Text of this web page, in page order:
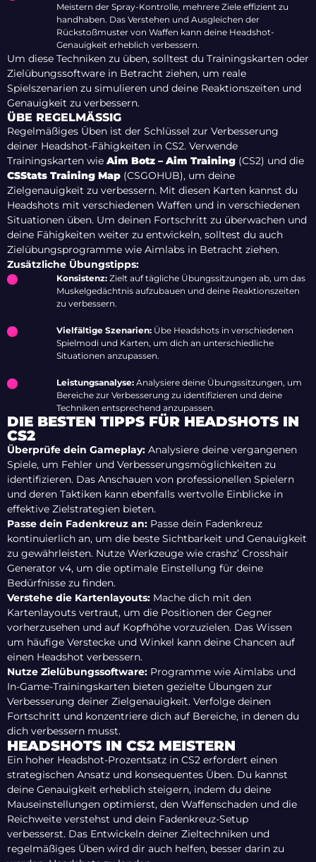
Meistern der Spray-Kontrolle, mehrere Ziele effizient zu
handhaben. Das Verstehen und Ausgleichen der
Rückstoßmuster von Waffen kann deine Headshot-
Genauigkeit erheblich verbessern.
Um diese Techniken zu üben, solltest du Trainingskarten oder
Zielübungssoftware in Betracht ziehen, um reale
Spielszenarien zu simulieren und deine Reaktionszeiten und
Genauigkeit zu verbessern.
ÜBE REGELMÄSSIG
Regelmäßiges Üben ist der Schlüssel zur Verbesserung
deiner Headshot-Fähigkeiten in CS2. Verwende
Trainingskarten wie Aim Botz – Aim Training (CS2) und die
CSStats Training Map (CSGOHUB), um deine
Zielgenauigkeit zu verbessern. Mit diesen Karten kannst du
Headshots mit verschiedenen Waffen und in verschiedenen
Situationen üben. Um deinen Fortschritt zu überwachen und
deine Fähigkeiten weiter zu entwickeln, solltest du auch
Zielübungsprogramme wie Aimlabs in Betracht ziehen.
Zusätzliche Übungstipps:
Konsistenz: Zielt auf tägliche Übungssitzungen ab, um das
Muskelgedächtnis aufzubauen und deine Reaktionszeiten
zu verbessern.
Vielfältige Szenarien: Übe Headshots in verschiedenen
Spielmodi und Karten, um dich an unterschiedliche
Situationen anzupassen.
Leistungsanalyse: Analysiere deine Übungssitzungen, um
Bereiche zur Verbesserung zu identifizieren und deine
Techniken entsprechend anzupassen.
DIE BESTEN TIPPS FÜR HEADSHOTS IN
CS2
Überprüfe dein Gameplay: Analysiere deine vergangenen
Spiele, um Fehler und Verbesserungsmöglichkeiten zu
identifizieren. Das Anschauen von professionellen Spielern
und deren Taktiken kann ebenfalls wertvolle Einblicke in
effektive Zielstrategien bieten.
Passe dein Fadenkreuz an: Passe dein Fadenkreuz
kontinuierlich an, um die beste Sichtbarkeit und Genauigkeit
zu gewährleisten. Nutze Werkzeuge wie crashz’ Crosshair
Generator v4, um die optimale Einstellung für deine
Bedürfnisse zu finden.
Verstehe die Kartenlayouts: Mache dich mit den
Kartenlayouts vertraut, um die Positionen der Gegner
vorherzusehen und auf Kopfhöhe vorzuzielen. Das Wissen
um häufige Verstecke und Winkel kann deine Chancen auf
einen Headshot verbessern.
Nutze Zielübungssoftware: Programme wie Aimlabs und
In-Game-Trainingskarten bieten gezielte Übungen zur
Verbesserung deiner Zielgenauigkeit. Verfolge deinen
Fortschritt und konzentriere dich auf Bereiche, in denen du
dich verbessern musst.
HEADSHOTS IN CS2 MEISTERN
Ein hoher Headshot-Prozentsatz in CS2 erfordert einen
strategischen Ansatz und konsequentes Üben. Du kannst
deine Genauigkeit erheblich steigern, indem du deine
Mauseinstellungen optimierst, den Waffenschaden und die
Reichweite verstehst und dein Fadenkreuz-Setup
verbesserst. Das Entwickeln deiner Zieltechniken und
regelmäßiges Üben wird dir auch helfen, besser darin zu